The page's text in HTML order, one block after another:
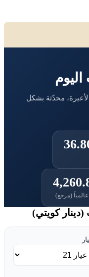
محدّثة بشكل
عالمياً (مرجع)
كويتي)